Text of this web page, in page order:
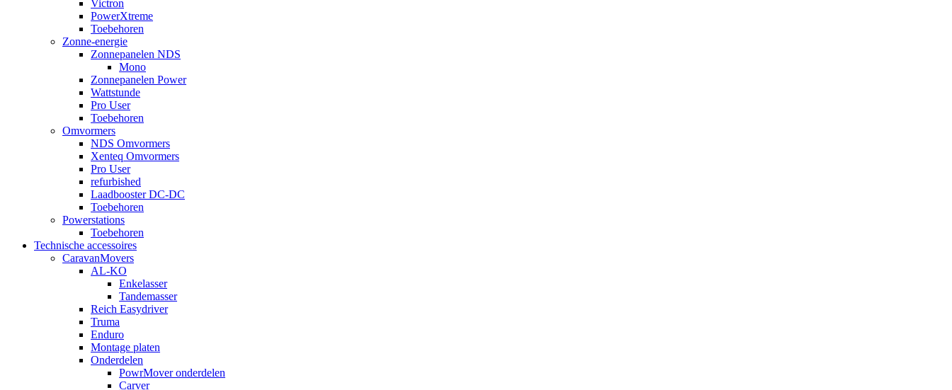
Victron
PowerXtreme
Toebehoren
Zonne-energie
Zonnepanelen NDS
Mono
Zonnepanelen Power
Wattstunde
Pro User
Toebehoren
Omvormers
NDS Omvormers
Xenteq Omvormers
Pro User
refurbished
Laadbooster DC-DC
Toebehoren
Powerstations
Toebehoren
Technische accessoires
CaravanMovers
AL-KO
Enkelasser
Tandemasser
Reich Easydriver
Truma
Enduro
Montage platen
Onderdelen
PowrMover onderdelen
Carver